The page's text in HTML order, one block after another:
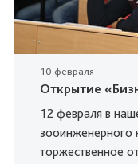
10 февраля
Открытие
12 февраля в
зооинженерного
торжественное